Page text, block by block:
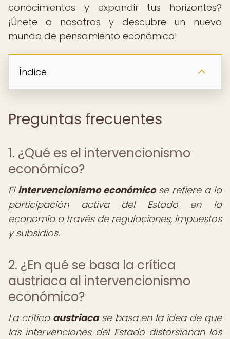
conocimientos y expandir tus horizontes?
¡Únete a nosotros y descubre un nuevo
mundo de pensamiento económico!
Índice
Preguntas frecuentes
1. ¿Qué es el intervencionismo
económico?
El intervencionismo económicose refiere a la
participación activa del Estado en la
economía a través de regulaciones, impuestos
y subsidios.
2. ¿En qué se basa la crítica
austriaca al intervencionismo
económico?
La crítica austriacase basa en la idea de que
las intervenciones del Estado distorsionan los